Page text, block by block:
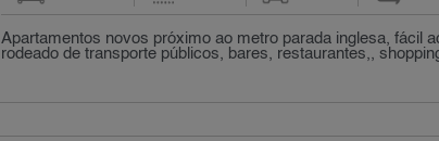
Apartamentos novos próximo ao metro parada inglesa, fácil
rodeado de transporte públicos, bares, restaurantes,,